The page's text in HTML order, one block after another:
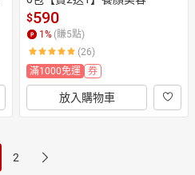
$590
1 % (賺5點)
(26)
滿1000免運
券
放入購物車
2